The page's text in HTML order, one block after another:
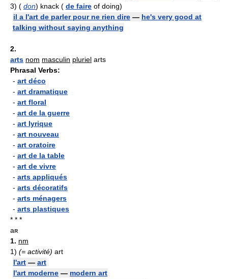
3) ( don) knack ( de faire of doing)
il a l'art de parler pour ne rien dire — he's very good at
talking without saying anything
2.
arts nom masculin pluriel arts
Phrasal Verbs:
- art déco
- art dramatique
- art floral
- art de la guerre
- art lyrique
- art nouveau
- art oratoire
- art de la table
- art de vivre
- arts appliqués
- arts décoratifs
- arts ménagers
- arts plastiques
* * *
aʀ
1. nm
1) (= activité) art
l'art — art
l'art moderne — modern art